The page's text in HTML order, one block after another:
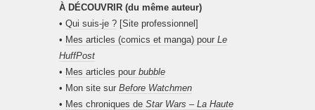
À DÉCOUVRIR (du même auteur)
• Qui suis-je ? [Site professionnel]
• Mes articles (comics et manga) pour Le
HuffPost
• Mes articles pour bubble
• Mon site sur Before Watchmen
• Mes chroniques de Star Wars – La Haute